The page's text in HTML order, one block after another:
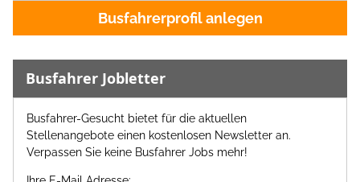
Busfahrerprofil anlegen
Busfahrer Jobletter
Busfahrer-Gesucht bietet für die aktuellen
Stellenangebote einen kostenlosen Newsletter an.
Verpassen Sie keine Busfahrer Jobs mehr!